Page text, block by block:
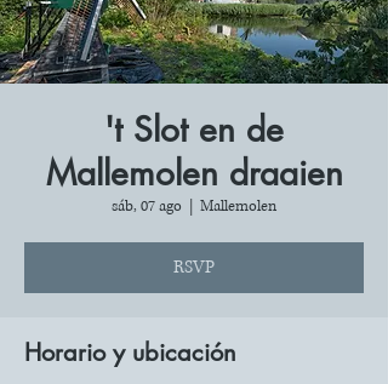
't Slot en de
Mallemolen draaien
sáb, 07 ago Mallemolen
RSVP
Horario y ubicación